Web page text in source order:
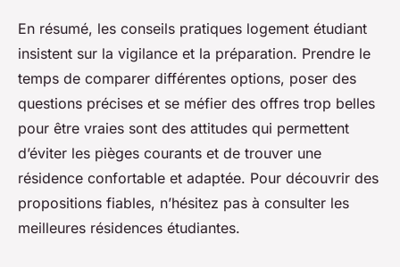
En résumé, les conseils pratiques logement étudiant
insistent sur la vigilance et la préparation. Prendre le
temps de comparer différentes options, poser des
questions précises et se méfier des offres trop belles
pour être vraies sont des attitudes qui permettent
d’éviter les pièges courants et de trouver une
résidence confortable et adaptée. Pour découvrir des
propositions fiables, n’hésitez pas à consulter les
meilleures résidences étudiantes.